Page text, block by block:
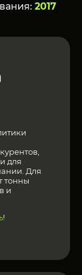
2017
для
Для
тонны
и
!